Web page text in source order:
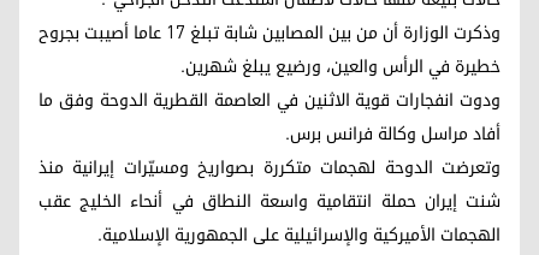
وذكرت الوزارة أن من بين المصابين شابة تبلغ 17 عاما أصيبت بجروح
خطيرة في الرأس والعين، ورضيع يبلغ شهرين.
ودوت انفجارات قوية الاثنين في العاصمة القطرية الدوحة وفق ما
أفاد مراسل وكالة فرانس برس.
وتعرضت الدوحة لهجمات متكررة بصواريخ ومسيّرات إيرانية منذ
شنت إيران حملة انتقامية واسعة النطاق في أنحاء الخليج عقب
الهجمات الأميركية والإسرائيلية على الجمهورية الإسلامية.